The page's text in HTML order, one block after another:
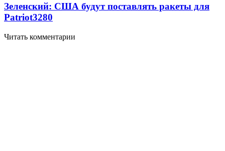
Зеленский: США будут поставлять ракеты для
Patriot3280
Читать комментарии